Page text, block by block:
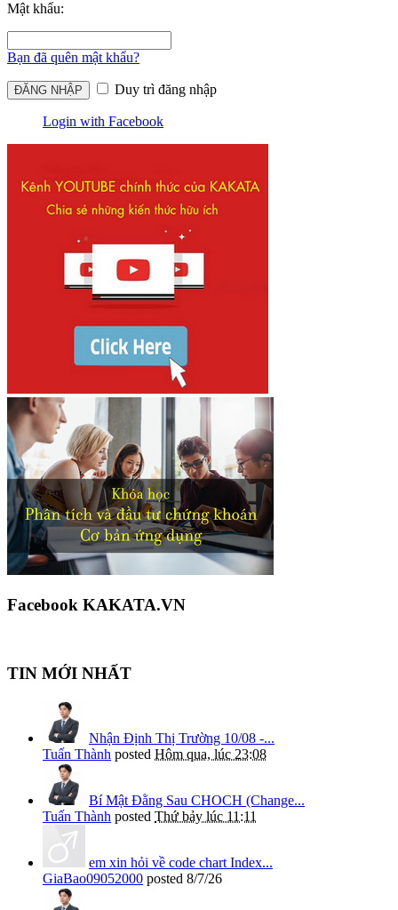
Mật khẩu:
Bạn đã quên mật khẩu?
Duy trì đăng nhập
Login with Facebook
Facebook KAKATA.VN
TIN MỚI NHẤT
Nhận Định Thị Trường 10/08 -...
Tuấn Thành posted Hôm qua, lúc 23:08
Bí Mật Đằng Sau CHOCH (Change...
Tuấn Thành posted Thứ bảy lúc 11:11
em xin hỏi về code chart Index...
GiaBao09052000 posted 8/7/26